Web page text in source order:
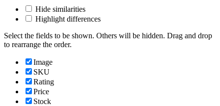
Hide similarities
Highlight differences
Select the fields to be shown. Others will be hidden. Drag and drop
to rearrange the order.
Image
SKU
Rating
Price
Stock